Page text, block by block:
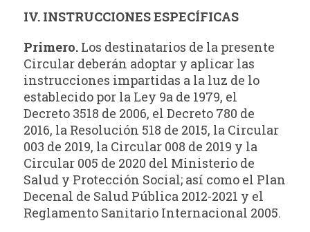
IV. INSTRUCCIONES ESPECÍFICAS
Primero. Los destinatarios de la presente
Circular deberán adoptar y aplicar las
instrucciones impartidas a la luz de lo
establecido por la Ley 9a de 1979, el
Decreto 3518 de 2006, el Decreto 780 de
2016, la Resolución 518 de 2015, la Circular
003 de 2019, la Circular 008 de 2019 y la
Circular 005 de 2020 del Ministerio de
Salud y Protección Social; así como el Plan
Decenal de Salud Pública 2012-2021 y el
Reglamento Sanitario Internacional 2005.